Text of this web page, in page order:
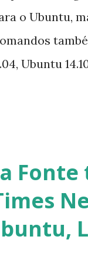
o Ubuntu,
Ubuntu
de pacotes:
apt-get -f
$ sudo
corrompidos: